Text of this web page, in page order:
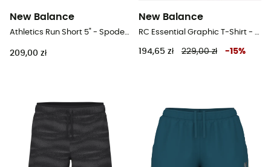
New Balance
Athletics Run Short 5" - Spodenki do biegania damskie
209,00 zł
New Balance
RC Essential Graphic T-Shirt - T-shirt meski
194,65 zł 229,00 zł -15%